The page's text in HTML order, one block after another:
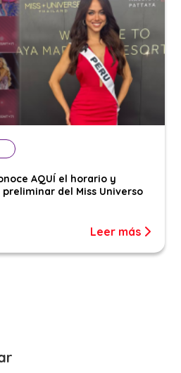
AQUÍ el horario y
preliminar del Miss Universo
Leer más